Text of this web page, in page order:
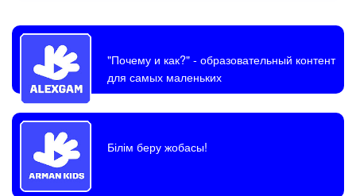
"Почему и как?"- образовательный контент
для самых маленьких
Білім беру жобасы!